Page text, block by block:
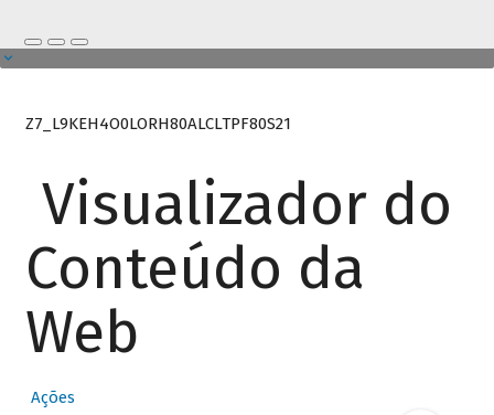
Z7_L9KEH4O0LORH80ALCLTPF80S21
Visualizador do
Conteúdo da
Web
Ações